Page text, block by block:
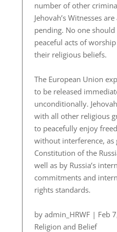
number of other
Jehovah’s Witnesses
pending. No one
peaceful acts of
their religious beliefs.
The European Union
to be released
unconditionally.
with all other religious
to peacefully enjoy
without interference, as
Constitution of the
well as by Russia’s
commitments and
rights standards.
by admin_HRWF | Feb
Religion and Belief